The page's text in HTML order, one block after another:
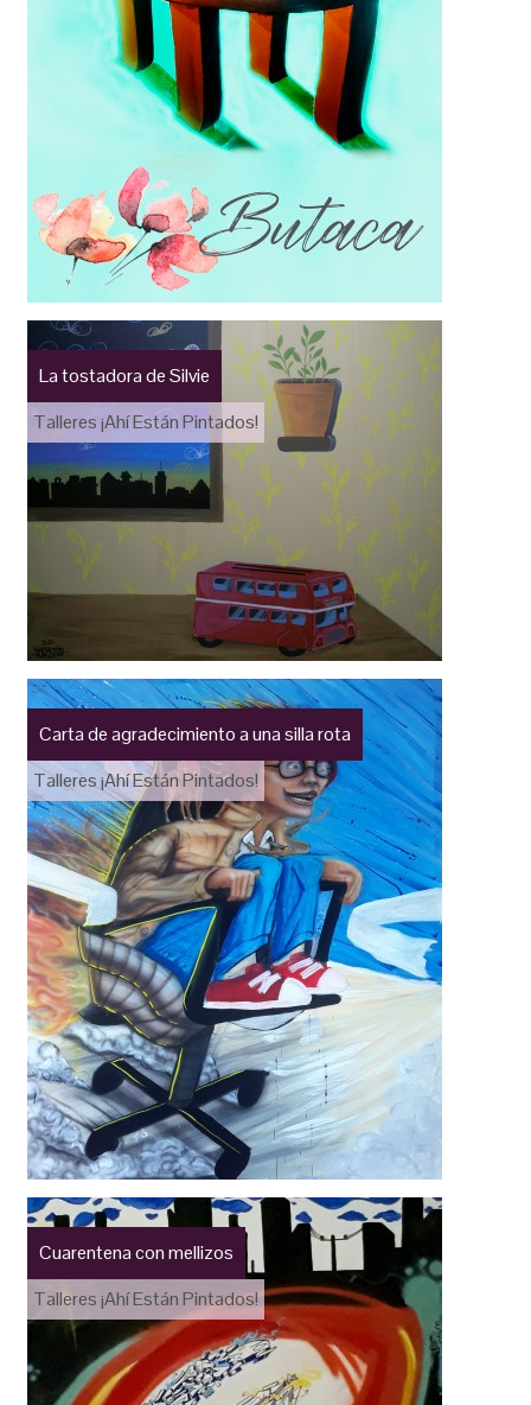
La tostadora de Silvie
Talleres ¡Ahí Están Pintados!
Carta de agradecimiento a una silla rota
Talleres ¡Ahí Están Pintados!
Cuarentena con mellizos
Talleres ¡Ahí Están Pintados!